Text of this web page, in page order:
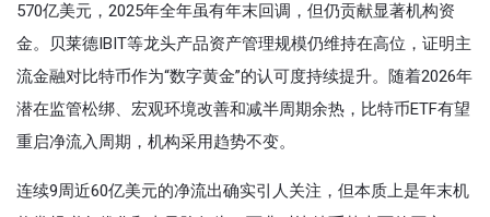
570亿美元，2025年全年虽有年末回调，但仍贡献显著机构资
金。贝莱德IBIT等龙头产品资产管理规模仍维持在高位，证明主
流金融对比特币作为“数字黄金”的认可度持续提升。随着2026年
潜在监管松绑、宏观环境改善和减半周期余热，比特币ETF有望
重启净流入周期，机构采用趋势不变。
连续9周近60亿美元的净流出确实引人关注，但本质上是年末机